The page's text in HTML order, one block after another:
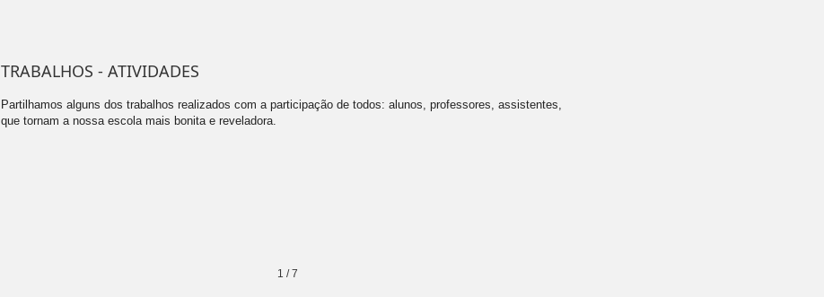
TRABALHOS - ATIVIDADES
Partilhamos alguns dos trabalhos realizados com a participação de todos: alunos, professores, assistentes,
que tornam a nossa escola mais bonita e reveladora.
1 /7